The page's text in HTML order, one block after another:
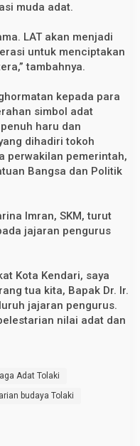
muda adat.
LAT akan menjadi
untuk menciptakan
tambahnya.
kepada para
simbol adat
haru dan
dihadiri tokoh
perwakilan pemerintah,
Bangsa dan Politik
Imran, SKM, turut
jajaran pengurus
Kota Kendari, saya
tua kita, Bapak Dr. Ir.
jajaran pengurus.
nilai adat dan
Adat Tolaki
budaya Tolaki